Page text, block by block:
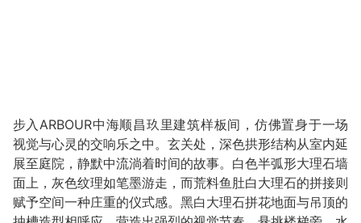
步入ARBOUR中海顺昌玖里建筑样板间，仿佛置身于一场
视觉与心灵的交响乐之中。玄关处，深色拱形结构从室内延
展至庭院，静默中流淌着时间的故事。白色半弧形大理石墙
面上，灰色纹理如笔墨游走，而荒料鱼肚白大理石的拼接则
赋予空间一种庄重的仪式感。黑白大理石拼花地面与吊顶的